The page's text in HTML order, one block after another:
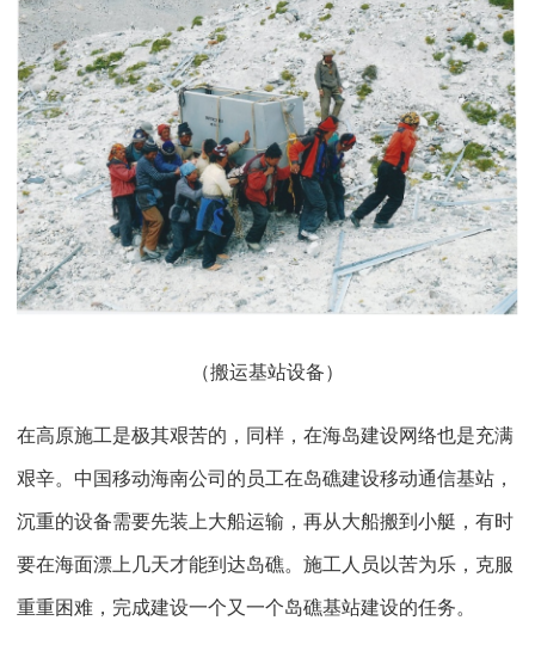
（搬运基站设备）
在高原施工是极其艰苦的，同样，在海岛建设网络也是充满
艰辛。中国移动海南公司的员工在岛礁建设移动通信基站，
沉重的设备需要先装上大船运输，再从大船搬到小艇，有时
要在海面漂上几天才能到达岛礁。施工人员以苦为乐，克服
重重困难，完成建设一个又一个岛礁基站建设的任务。